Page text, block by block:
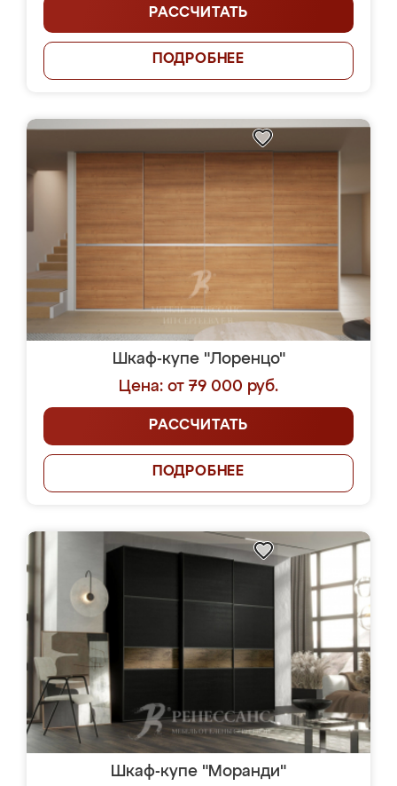
РАССЧИТАТЬ
ПОДРОБНЕЕ
Шкаф-купе "Лоренцо"
Цена: от 79 000 руб.
РАССЧИТАТЬ
ПОДРОБНЕЕ
Шкаф-купе "Моранди"